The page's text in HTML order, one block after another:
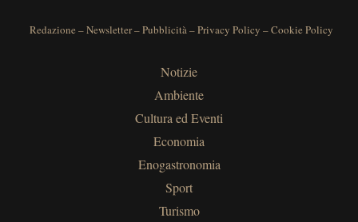
Redazione –Newsletter–Pubblicità–Privacy Policy –Cookie Policy
Notizie
Ambiente
Cultura ed Eventi
Economia
Enogastronomia
Sport
Turismo